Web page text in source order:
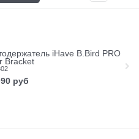
iHave B.Bird PRO
Bracket
руб